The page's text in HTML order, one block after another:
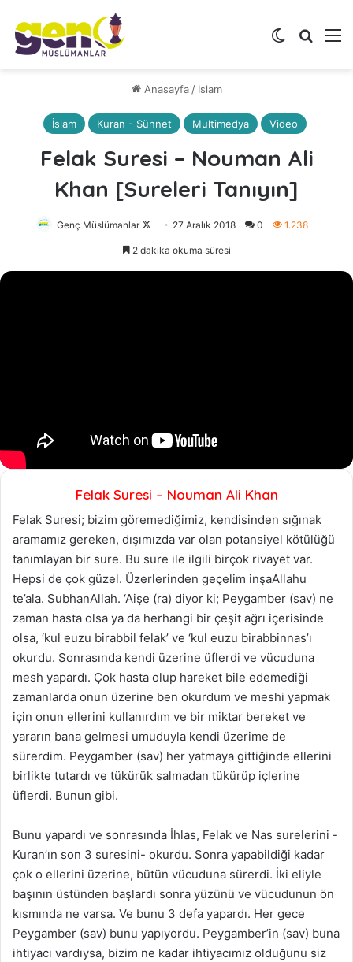
Dış
Anasayfa / İslam
İslam Kuran - Sünnet Multimedya Video
Felak Suresi – Nouman Ali
Khan [Sureleri Tanıyın]
Genç Müslümanlar
Follow
on
27 Aralık 2018 0 1.238
2 dakika okuma süresi
Felak Suresi – Nouman Ali Khan
Felak Suresi; bizim göremediğimiz, kendisinden sığınak
aramamız gereken, dışımızda var olan potansiyel kötülüğü
tanımlayan bir sure. Bu sure ile ilgili birçok rivayet var.
Hepsi de çok güzel. Üzerlerinden geçelim inşaAllahu
te’ala. SubhanAllah. ‘Aişe (ra) diyor ki; Peygamber (sav) ne
zaman hasta olsa ya da herhangi bir çeşit ağrı içerisinde
olsa, ‘kul euzu birabbil felak’ ve ‘kul euzu birabbinnas’ı
okurdu. Sonrasında kendi üzerine üflerdi ve vücuduna
mesh yapardı. Çok hasta olup hareket bile edemediği
zamanlarda onun üzerine ben okurdum ve meshi yapmak
için onun ellerini kullanırdım ve bir miktar bereket ve
yararın bana gelmesi umuduyla kendi üzerime de
sürerdim. Peygamber (sav) her yatmaya gittiğinde ellerini
birlikte tutardı ve tükürük salmadan tükürüp içlerine
üflerdi. Bunun gibi.
Bunu yapardı ve sonrasında İhlas, Felak ve Nas surelerini -
Kuran’ın son 3 suresini- okurdu. Sonra yapabildiği kadar
çok o ellerini üzerine, bütün vücuduna sürerdi. İki eliyle
başının üstünden başlardı sonra yüzünü ve vücudunun ön
kısmında ne varsa. Ve bunu 3 defa yapardı. Her gece
Peygamber (sav) bunu yapıyordu. Peygamber’in (sav) buna
ihtiyacı vardıysa, bizim ne kadar ihtiyacımız olduğunu siz